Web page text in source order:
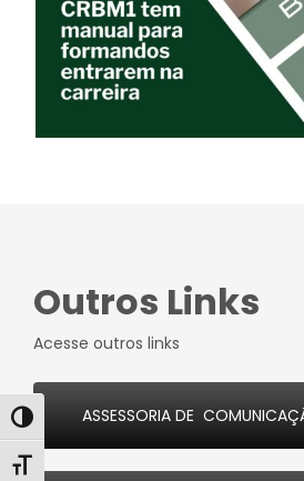
Alternar alto contraste
Alternar tamanho da fonte
Outros Links
Acesse outros links
ASSESSORIA DE